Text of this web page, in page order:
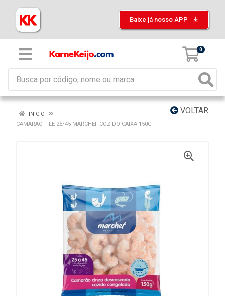
Baixe já nosso APP
0
VOLTAR
INÍCIO
CAMARAO FILE 25/45 MARCHEF COZIDO CAIXA 150G